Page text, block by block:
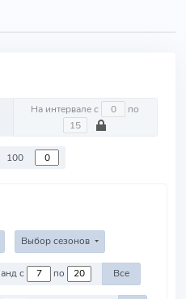
На интервале с по
100
Выбор сезонов
Против команд с по Все